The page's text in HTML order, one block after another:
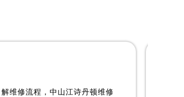
维修流程，中山江诗丹顿维修